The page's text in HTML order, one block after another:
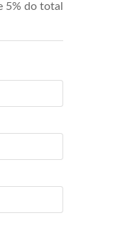
5% do total